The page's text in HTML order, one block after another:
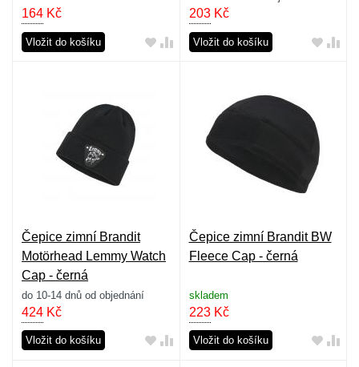
164 Kč
Vložit do košíku
203Kč
Vložit do košíku
Čepice zimní Brandit
Motörhead Lemmy Watch
Cap - černá
do 10-14 dnů od objednání
424 Kč
Vložit do košíku
Čepice zimní Brandit BW
Fleece Cap - černá
skladem
223Kč
Vložit do košíku